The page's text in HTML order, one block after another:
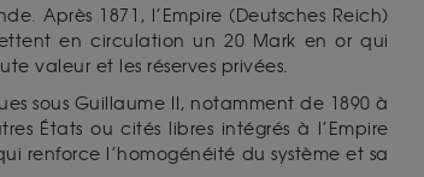
Après 1871, l’Empire (Deutsches Reich)
en circulation un 20 Mark en or qui
valeur et les réserves privées.
sous Guillaume II, notamment de 1890 à
États ou cités libres intégrés à l’Empire
renforce l’homogénéité du système et sa